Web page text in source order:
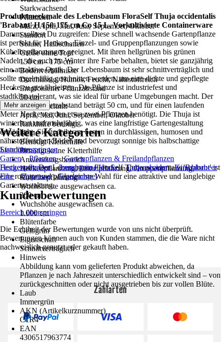
Starkwachsend
Pflanzzeit
März, April, Mai, Juni, September, Oktober
Standort
Sonne, Halbschatten
Größe ohne Topf
150 cm - 175 cm
Bodenverhältnisse
Durchlässig, Humos, Feucht, Nährstoffreich
Empfohlener Pflanzabstand
50 cm
Pflanzenschnitt
April, Mai, Juni, September, Oktober
Rankhilfe benötigt
Nein
Benötigt Kletterhilfe
Benötigt keine Kletterhilfe
Anwendungsbereich
Heckenpflanzung, Einzelpflanzung, Gruppenpflanzung,
Kübelbepflanzung
Wuchsbreite ausgewachsen ca.
300 cm
Wuchshöhe ausgewachsen ca.
1.000 cm
Blütenfarbe
Gelbgrün
Eigenschaft
Schnittverträglich
Hinweis
Abbildung kann vom gelieferten Produkt abweichen, da
Pflanzen je nach Jahreszeit unterschiedlich entwickelt sind – von
zurückgeschnitten oder nicht ausgetrieben bis zur vollen Blüte.
Laub
Immergrün
AKN (Artikelkurznummer)
C1R4
EAN
4306517963774
Produktmerkmale des Lebensbaum FloraSelf Thuja occidentalis
'Brabant' H 150-175 cm Co 15 L, Vorkultivierte Containerware
Darum solltest Du zugreifen: Diese schnell wachsende Gartenpflanze
ist perfekt für Hecken-, Einzel- und Gruppenpflanzungen sowie
Kübelbepflanzungen geeignet. Mit ihren hellgrünen bis grünen
Nadeln, die auch im Winter ihre Farbe behalten, bietet sie ganzjährig
eine attraktive Optik. Der Lebensbaum ist sehr schnittverträglich und
sollte regelmäßig geschnitten werden, um eine dichte und gepflegte
Hecke zu gewährleisten. Die Pflanze ist industriefest und
stadtklimatolerant, was sie ideal für urbane Umgebungen macht. Der
empfohlene Pflanzabstand beträgt 50 cm, und für einen laufenden
Meter Hecke werden etwa zwei Pflanzen benötigt. Die Thuja ist
winterhart und mehrjährig, was eine langfristige Gartengestaltung
ermöglicht. Sie gedeiht am besten in durchlässigen, humosen und
nährstoffreichen Böden und bevorzugt sonnige bis halbschattige
Standorte.
Festgezurrt: Der Lebensbaum FloraSelf Thuja occidentalis 'Brabant' ist
eine robuste und pflegeleichte Wahl für eine attraktive und langlebige
Gartengestaltung.
Mehr anzeigen
Weitere Kategorien
Liste überspringen
Garten
Pflanzen
Gartenpflanzen & Freilandpflanzen
Heckenpflanzen
Immergrüne Hecke Lebensbaum
Kirschlorbeer
Eibe
Zypresse Glanzmispel
Kundenbewertungen
Bereich überspringen
Die Echtheit der Bewertungen wurde von uns nicht überprüft.
Bewertungen können auch von Kunden stammen, die die Ware nicht
nachweislich genutzt oder gekauft haben.
Zahlarten